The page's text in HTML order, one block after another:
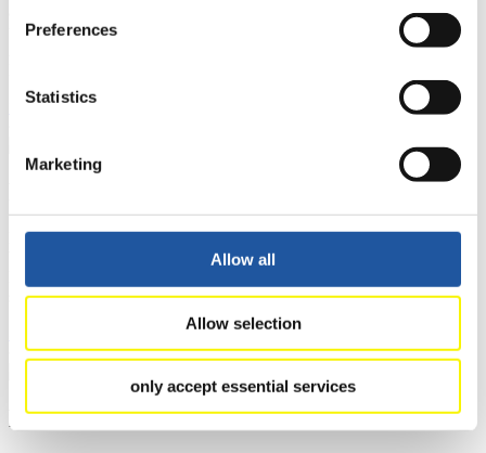
Preferences
Statistics
Marketing
Allow all
Allow selection
only accept essential services
aktuelle Regelwerk sowie Richtlinien zu Wettkämpfen, Anti-Doping
und Fairplay nachlesen, auf Athletenbiographien zugreifen,
Ausschreibungen für Wettkämpfe herunterladen, sowie auf die
>> Weiter
Hier können Sie das aktuelle Regelwerk sowie Richtlinien zu
Wettkämpfen, Anti-Doping und Fairplay einsehen, sich über
sowie Informationen über Wettkämpfe abrufen.
Für Athleten